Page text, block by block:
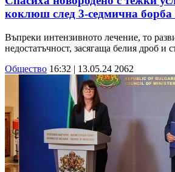
коклюш след 3-седмична
Въпреки интензивното лечение, то
недостатъчност, засягаща белия дроб и
Общество 16:32 | 13.05.24 2062